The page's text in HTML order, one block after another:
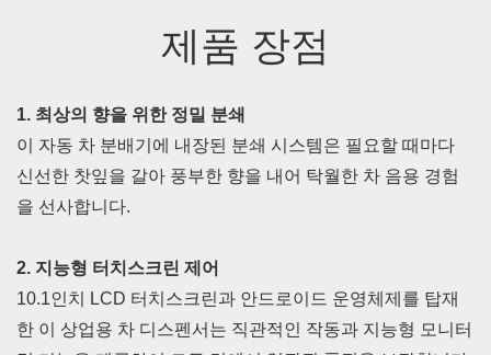
제품 장점
1. 최상의 향을 위한 정밀 분쇄
이 자동 차 분배기에 내장된 분쇄 시스템은 필요할 때마다
신선한 찻잎을 갈아 풍부한 향을 내어 탁월한 차 음용 경험
을 선사합니다.
2. 지능형 터치스크린 제어
10.1인치 LCD 터치스크린과 안드로이드 운영체제를 탑재
한 이 상업용 차 디스펜서는 직관적인 작동과 지능형 모니터